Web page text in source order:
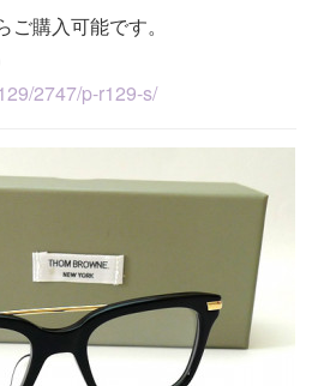
購入可能です。
2747/p-r129-s/